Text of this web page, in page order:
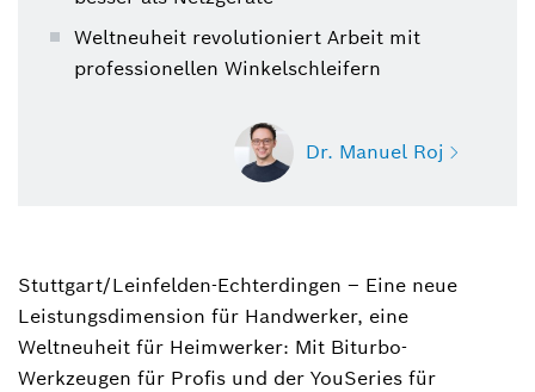
Weltneuheit revolutioniert Arbeit mit
professionellen Winkelschleifern
Dr. Manuel Roj
Dr. Manuel Roj
Sprecher Elektrowerkzeuge, Gartengeräte,
Elektrowerkzeug-Zubehör und Messtechnik
(Bosch Power Tools)
Stuttgart/Leinfelden-Echterdingen – Eine neue
Leistungsdimension für Handwerker, eine
Weltneuheit für Heimwerker: Mit Biturbo-
Werkzeugen für Profis und der YouSeries für